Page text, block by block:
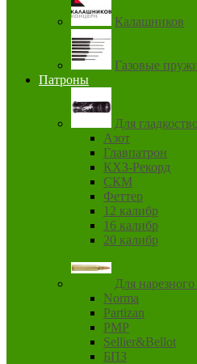
Калашников
Газовые
Патроны
Для
Азот
Главпатрон
КХЗ-Рекорд
СКМ
Феттер
12 калибр
16 калибр
20 калибр
Для
Norma
Partizan
PMP
Sellier&Bellot
БПЗ